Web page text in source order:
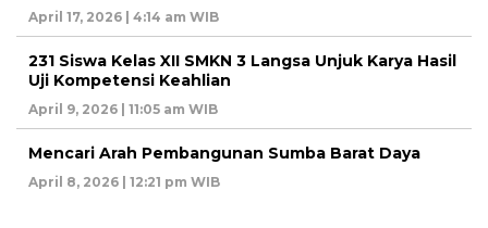
April 17, 2026 | 4:14 am WIB
231 Siswa Kelas XII SMKN 3 Langsa Unjuk Karya Hasil
Uji Kompetensi Keahlian
April 9, 2026 | 11:05 am WIB
Mencari Arah Pembangunan Sumba Barat Daya
April 8, 2026 | 12:21 pm WIB